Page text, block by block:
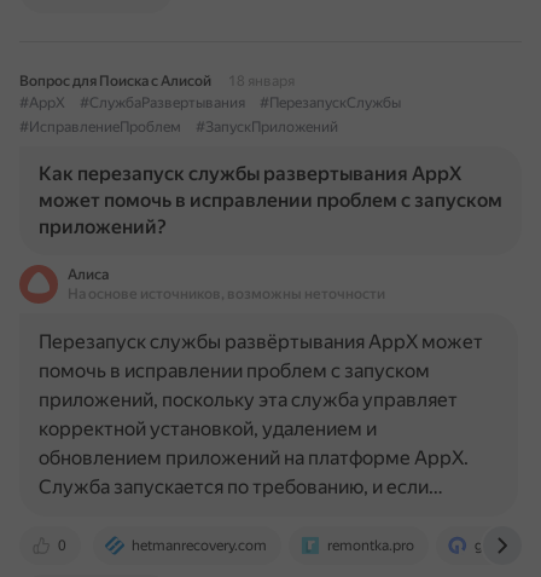
Вопрос для Поиска с Алисой
18 января
#AppX
#СлужбаРазвертывания
#ПерезапускСлужбы
#ИсправлениеПроблем
#ЗапускПриложений
Как перезапуск службы развертывания AppX
может помочь в исправлении проблем с запуском
приложений?
Алиса
На основе источников, возможны неточности
0 hetmanrecovery.com remontka.pro g-ek.com
Перезапуск службы развёртывания AppX может
помочь в исправлении проблем с запуском
приложений, поскольку эта служба управляет
корректной установкой, удалением и
обновлением приложений на платформе AppX.
Служба запускается по требованию, и если…